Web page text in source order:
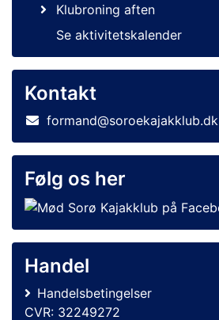
Klubroning aften
Se aktivitetskalender
Kontakt
formand@soroekajakklub.dk
Følg os her
Handel
Handelsbetingelser
CVR: 32249272